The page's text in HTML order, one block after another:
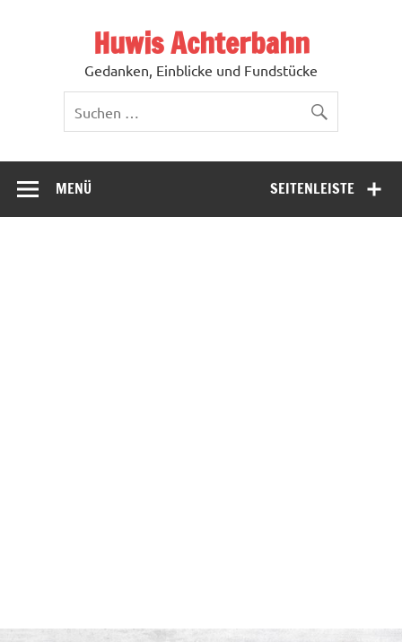
Huwis Achterbahn
Gedanken, Einblicke und Fundstücke
SEITENLEISTE
MENÜ